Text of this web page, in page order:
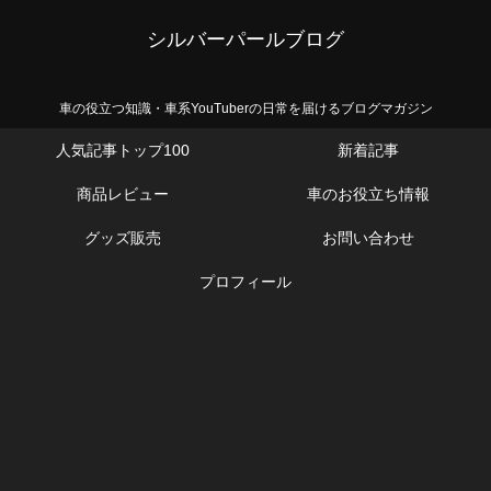
シルバーパールブログ
車の役立つ知識・車系YouTuberの日常を届けるブログマガジン
人気記事トップ100 新着記事
商品レビュー 車のお役立ち情報
グッズ販売 お問い合わせ
プロフィール